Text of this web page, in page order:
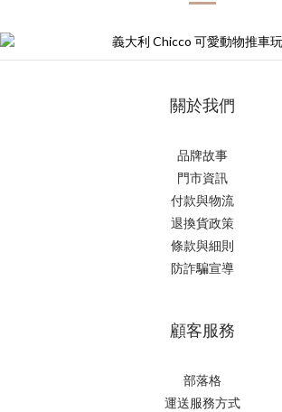
關於我們
品牌故事
門市資訊
付款與物流
退換貨政策
條款與細則
防詐騙宣導
顧客服務
部落格
運送服務方式